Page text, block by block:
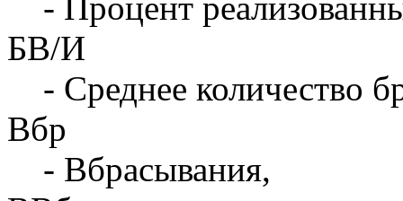
БВ/И
- Среднее количество
Вбр
- Вбрасывания,